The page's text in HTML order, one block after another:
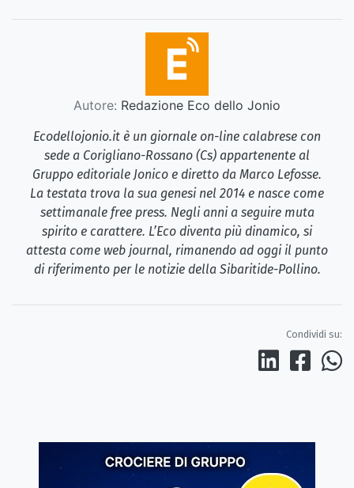
Autore: Redazione Eco dello Jonio
Ecodellojonio.it è un giornale on-line calabrese con
sede a Corigliano-Rossano (Cs) appartenente al
Gruppo editoriale Jonico e diretto da Marco Lefosse.
La testata trova la sua genesi nel 2014 e nasce come
settimanale free press. Negli anni a seguire muta
spirito e carattere. L’Eco diventa più dinamico, si
attesta come web journal, rimanendo ad oggi il punto
di riferimento per le notizie della Sibaritide-Pollino.
Condividi su: